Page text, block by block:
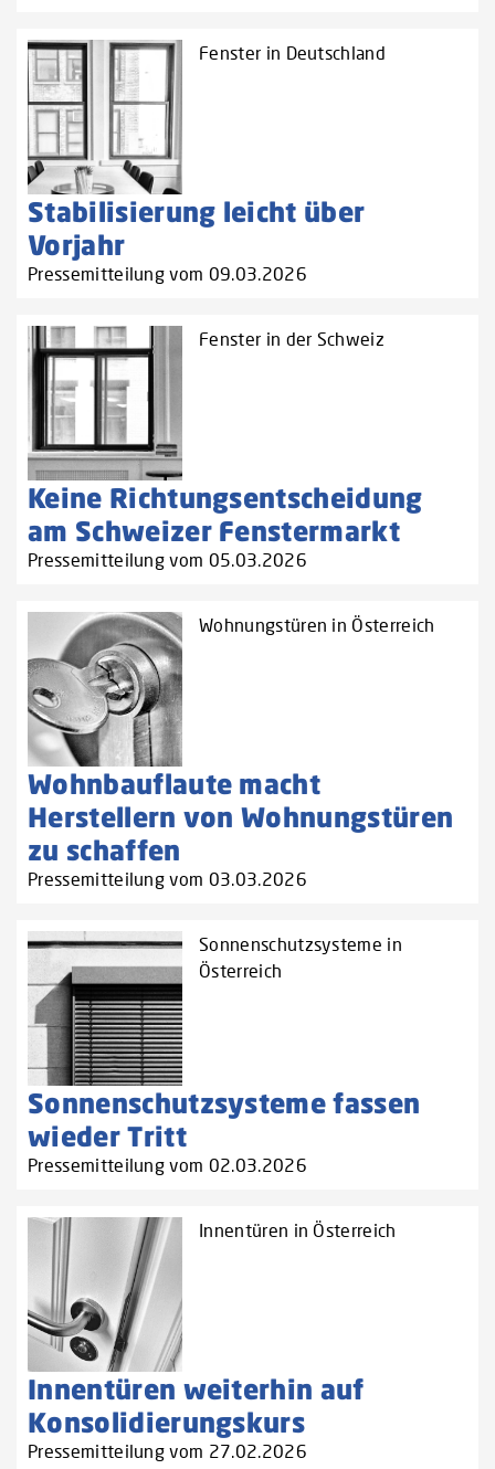
Fenster in Deutschland
Stabilisierung leicht über
Vorjahr
Pressemitteilung vom 09.03.2026
Fenster in der Schweiz
Keine Richtungsentscheidung
am Schweizer Fenstermarkt
Pressemitteilung vom 05.03.2026
Wohnungstüren in Österreich
Wohnbauflaute macht
Herstellern von Wohnungstüren
zu schaffen‌
Pressemitteilung vom 03.03.2026
Sonnenschutzsysteme in
Österreich
Sonnenschutzsysteme fassen
wieder Tritt
Pressemitteilung vom 02.03.2026
Innentüren in Österreich
Innentüren weiterhin auf
Konsolidierungskurs
Pressemitteilung vom 27.02.2026